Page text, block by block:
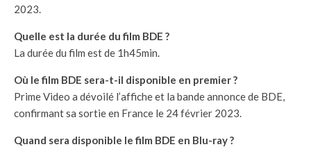
2023.
Quelle est la durée du film BDE ?
La durée du film est de 1h45min.
Où le film BDE sera-t-il disponible en premier ?
Prime Video a dévoilé l’affiche et la bande annonce de BDE,
confirmant sa sortie en France le 24 février 2023.
Quand sera disponible le film BDE en Blu-ray ?